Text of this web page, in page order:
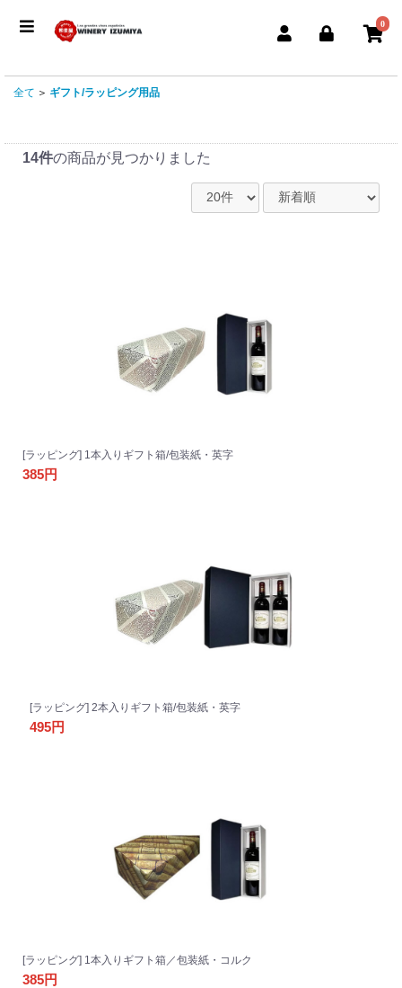
0
全て ＞ ギフト/ラッピング用品
14件の商品が見つかりました
[ラッピング] 1本入りギフト箱/包装紙・英字
385円
[ラッピング] 2本入りギフト箱/包装紙・英字
495円
[ラッピング] 1本入りギフト箱／包装紙・コルク
385円